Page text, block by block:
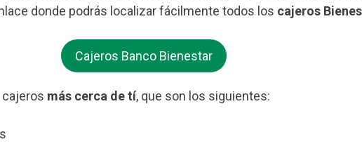
donde podrás localizar fácilmente todos los cajeros
Cajeros Banco Bienestar
más cerca de tí, que son los siguientes: